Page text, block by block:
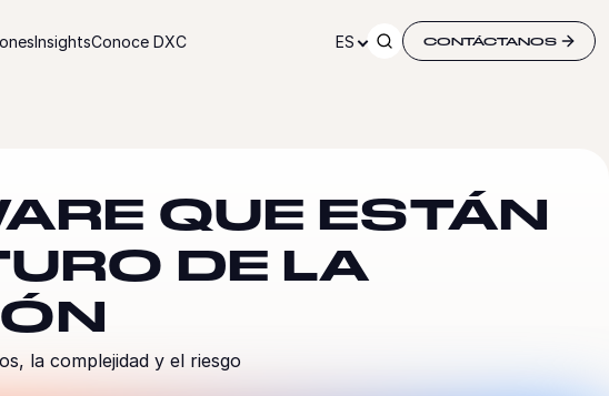
InsightsConoce DXC ES CONTÁCTANOS
QUE ESTÁN
DE LA
la complejidad y el riesgo